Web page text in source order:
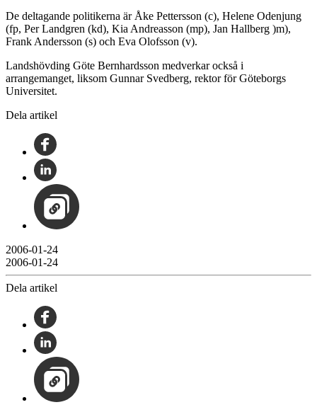
De deltagande politikerna är Åke Pettersson (c), Helene Odenjung
(fp, Per Landgren (kd), Kia Andreasson (mp), Jan Hallberg )m),
Frank Andersson (s) och Eva Olofsson (v).
Landshövding Göte Bernhardsson medverkar också i
arrangemanget, liksom Gunnar Svedberg, rektor för Göteborgs
Universitet.
Dela artikel
2006-01-24
2006-01-24
Dela artikel